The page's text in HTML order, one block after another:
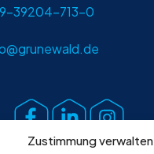
Zustimmung verwalten
39204-713-0